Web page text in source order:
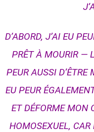
D’ABORD, J’AI EU
PRÊT À MOURIR —
PEUR AUSSI D’ÊTRE
EU PEUR
ET DÉFORME MON
HOMOSEXUEL,